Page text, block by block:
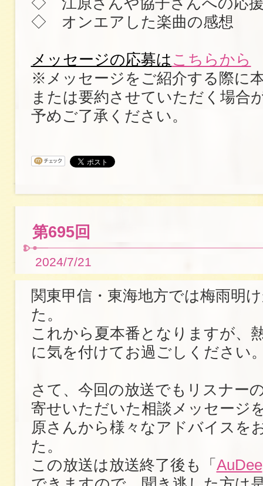
◇ オンエアした楽曲の感想
メッセージの応募は こちらから
※メッセージをご紹介する際に
または要約させていただく場合
予めご了承ください。
第695回
2024/7/21
関東甲信・東海地方では梅雨明
た。
これから夏本番となりますが、
に気を付けてお過ごしください
さて、今回の放送でもリスナー
寄せいただいた相談メッセージ
原さんから様々なアドバイスを
た。
この放送は放送終了後も「 AuDee